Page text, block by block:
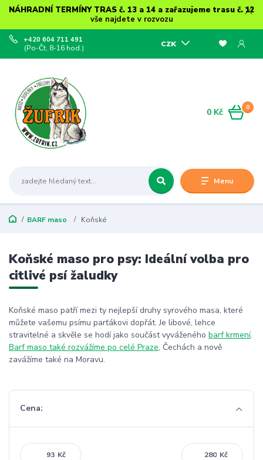
NÁHRADNÍ TERMÍNY TRAS č. 13 a 14 a zařazujeme trasu č. 12
vše najdete v rozvozu
Menu
CZK
+420 604 711 491
(Po-Čt, 8-16 hod.)
0
0 Kč
BARF maso Koňské
Koňské maso pro psy: Ideální volba pro
citlivé psí žaludky
Koňské maso patří mezi ty nejlepší druhy syrového masa, které
můžete vašemu psímu parťákovi dopřát. Je libové, lehce
stravitelné a skvěle se hodí jako součást vyváženého barf krmení.
Barf maso také rozvážíme po celé Praze, Čechách a nově
zavážíme také na Moravu.
Cena:
Kč Kč